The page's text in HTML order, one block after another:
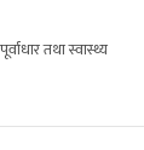
तथा स्वास्थ्य